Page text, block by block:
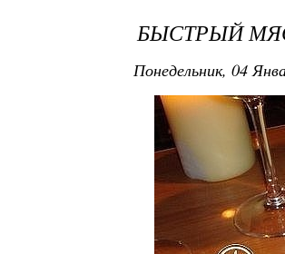
БЫСТРЫЙ
Понедельник, 04